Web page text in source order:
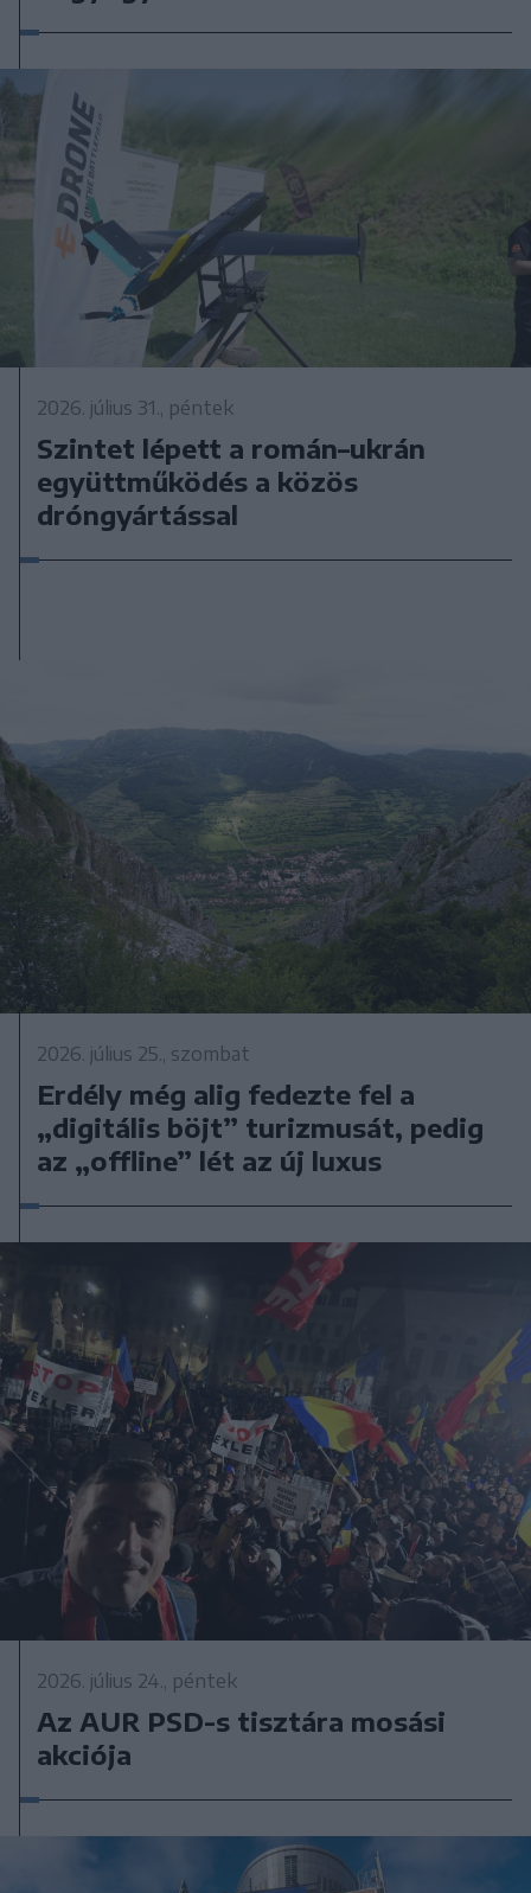
2026. július 31., péntek
Szintet lépett a román–ukrán
együttműködés a közös
dróngyártással
2026. július 25., szombat
Erdély még alig fedezte fel a
„digitális böjt” turizmusát, pedig
az „offline” lét az új luxus
2026. július 24., péntek
Az AUR PSD-s tisztára mosási
akciója